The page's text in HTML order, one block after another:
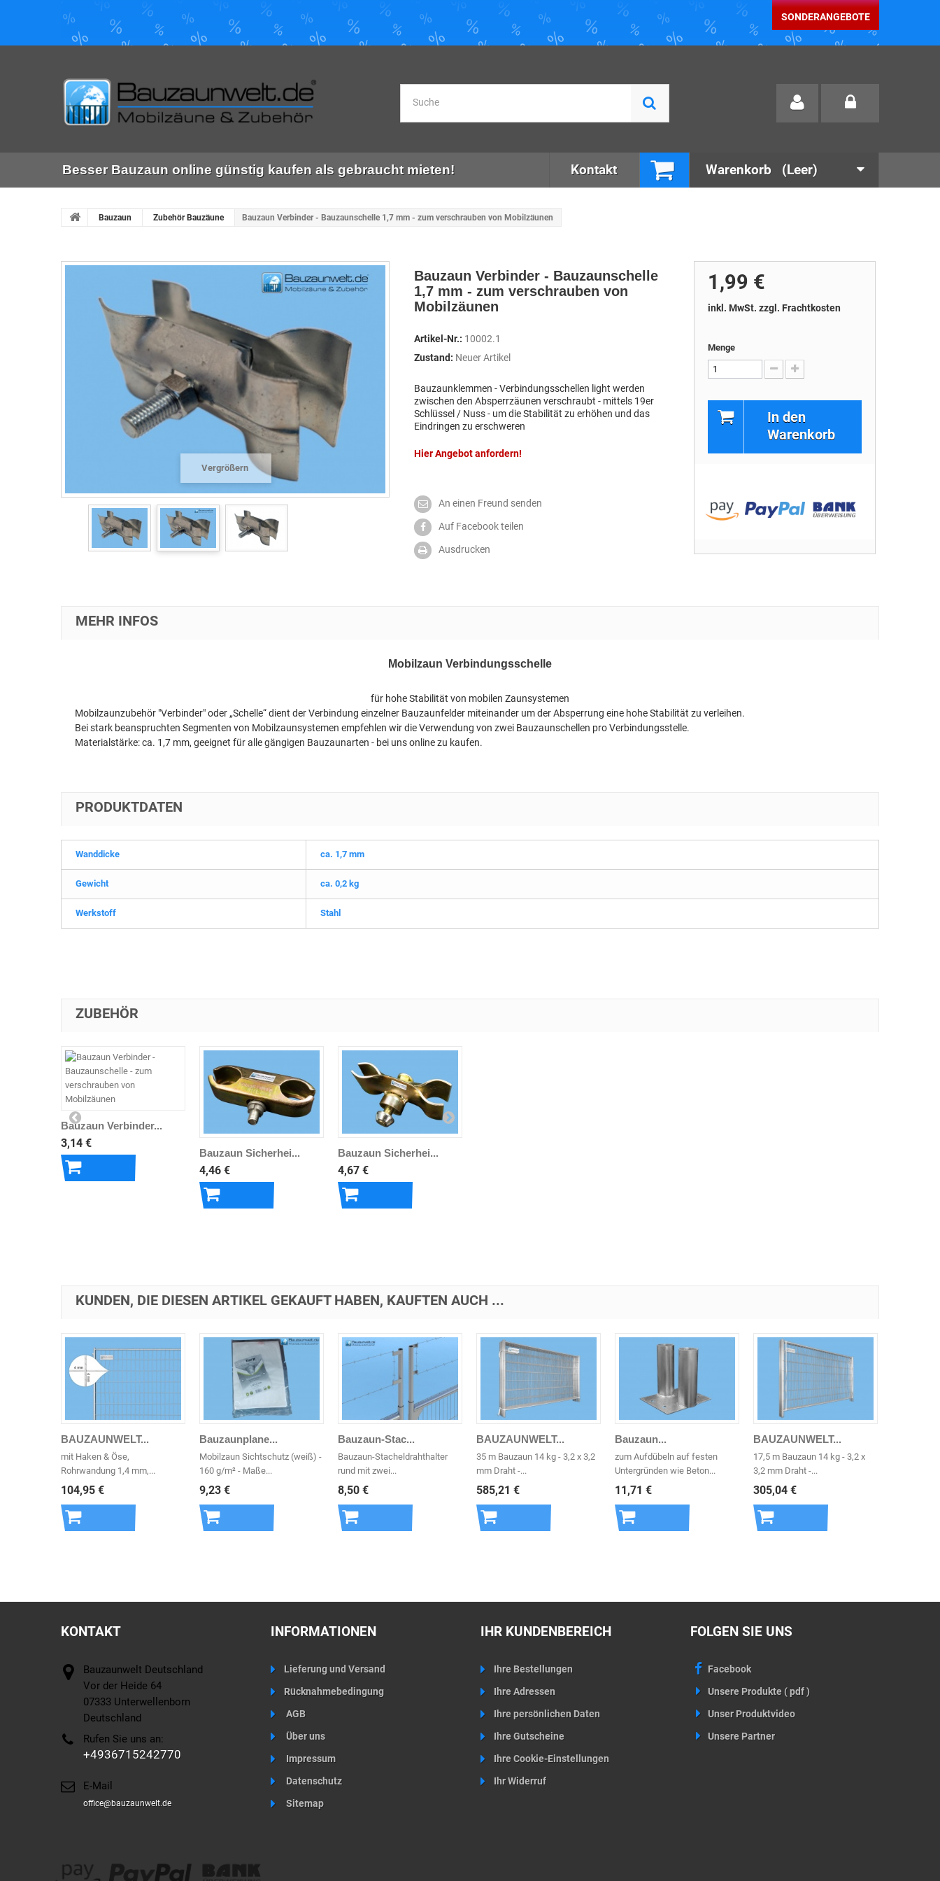
SONDERANGEBOTE
Besser Bauzaun online günstig kaufen als gebraucht mieten! Kontakt Warenkorb (Leer)
Bauzaun Zubehör Bauzäune Bauzaun Verbinder - Bauzaunschelle 1,7 mm - zum verschrauben von Mobilzäunen
Vergrößern
Bauzaun Verbinder - Bauzaunschelle
1,7 mm - zum verschrauben von
Mobilzäunen
Artikel-Nr.: 10002.1
Zustand: Neuer Artikel
Bauzaunklemmen - Verbindungsschellen light werden
zwischen den Absperrzäunen verschraubt - mittels 19er
Schlüssel / Nuss - um die Stabilität zu erhöhen und das
Eindringen zu erschweren
Hier Angebot anfordern!
An einen Freund senden
Auf Facebook teilen
Ausdrucken
1,99 €
inkl. MwSt. zzgl. Frachtkosten
Menge
In den
Warenkorb
MEHR INFOS
Mobilzaun Verbindungsschelle
für hohe Stabilität von mobilen Zaunsystemen
Mobilzaunzubehör "Verbinder" oder „Schelle“ dient der Verbindung einzelner Bauzaunfelder miteinander um der Absperrung eine hohe Stabilität zu verleihen.
Bei stark beanspruchten Segmenten von Mobilzaunsystemen empfehlen wir die Verwendung von zwei Bauzaunschellen pro Verbindungsstelle.
Materialstärke: ca. 1,7 mm, geeignet für alle gängigen Bauzaunarten - bei uns online zu kaufen.
PRODUKTDATEN
Wanddicke ca. 1,7 mm
Gewicht ca. 0,2 kg
Werkstoff Stahl
ZUBEHÖR
Bauzaun Verbinder...
3,14 €
Bauzaun Sicherhei...
4,46 €
Bauzaun Sicherhei...
4,67 €
KUNDEN, DIE DIESEN ARTIKEL GEKAUFT HABEN, KAUFTEN AUCH ...
BAUZAUNWELT...
mit Haken & Öse,
Rohrwandung 1,4 mm,...
104,95 €
Bauzaunplane...
Mobilzaun Sichtschutz (weiß) -
160 g/m² - Maße...
9,23 €
Bauzaun-Stac...
Bauzaun-Stacheldrahthalter
rund mit zwei...
8,50 €
BAUZAUNWELT...
35 m Bauzaun 14 kg - 3,2 x 3,2
mm Draht -...
585,21 €
Bauzaun...
zum Aufdübeln auf festen
Untergründen wie Beton...
11,71 €
BAUZAUNWELT...
17,5 m Bauzaun 14 kg - 3,2 x
3,2 mm Draht -...
305,04 €
KONTAKT
Bauzaunwelt Deutschland
Vor der Heide 64
07333 Unterwellenborn
Deutschland
Rufen Sie uns an:
+4936715242770
E-Mail
office@bauzaunwelt.de
INFORMATIONEN
Lieferung und Versand
Rücknahmebedingung
AGB
Über uns
Impressum
Datenschutz
Sitemap
IHR KUNDENBEREICH
Ihre Bestellungen
Ihre Adressen
Ihre persönlichen Daten
Ihre Gutscheine
Ihre Cookie-Einstellungen
Ihr Widerruf
FOLGEN SIE UNS
Facebook
Unsere Produkte ( pdf )
Unser Produktvideo
Unsere Partner